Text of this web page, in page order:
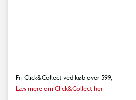
Fri Click&Collect ved køb over 599,-
Læs mere om Click&Collect her